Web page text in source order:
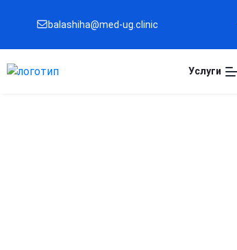
balashiha@med-ug.clinic
Услуги